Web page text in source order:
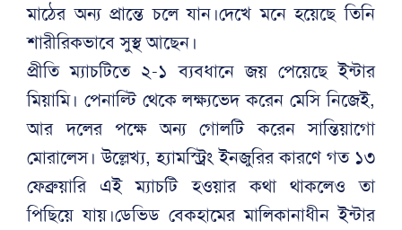
মাঠের অন্য প্রান্তে চলে যান।দেখে মনে হয়েছে তিনি
শারীরিকভাবে সুস্থ আছেন।
প্রীতি ম্যাচটিতে ২-১ ব্যবধানে জয় পেয়েছে ইন্টার
মিয়ামি। পেনাল্টি থেকে লক্ষ্যভেদ করেন মেসি নিজেই,
আর দলের পক্ষে অন্য গোলটি করেন সান্তিয়াগো
মোরালেস। উল্লেখ্য, হ্যামস্ট্রিং ইনজুরির কারণে গত ১৩
ফেব্রুয়ারি এই ম্যাচটি হওয়ার কথা থাকলেও তা
পিছিয়ে যায়।ডেভিড বেকহামের মালিকানাধীন ইন্টার